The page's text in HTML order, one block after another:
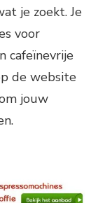
je zoekt. Je
voor
cafeïnevrije
de website
jouw